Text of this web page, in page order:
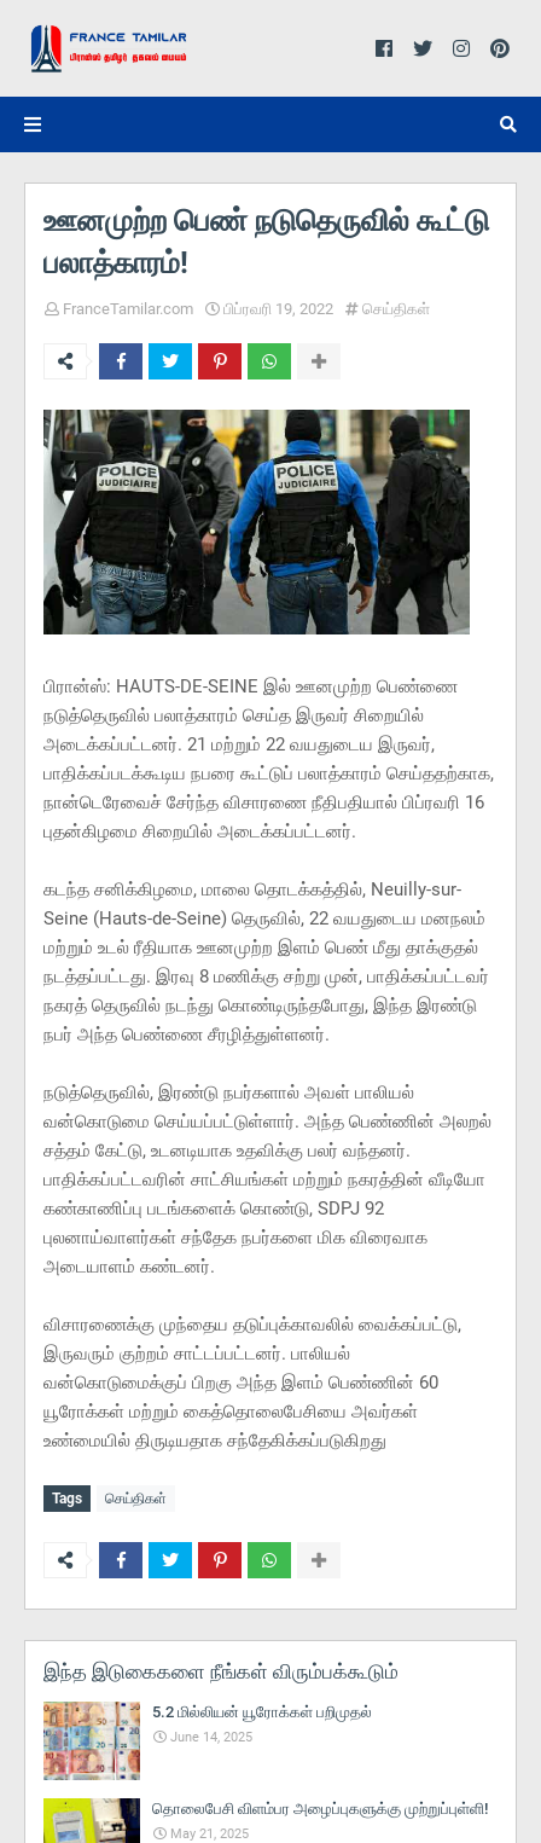
ஊனமுற்ற பெண் நடுதெருவில் கூட்டு
பலாத்காரம்!
FranceTamilar.com பிப்ரவரி 19, 2022 செய்திகள்
பிரான்ஸ்: HAUTS-DE-SEINE இல் ஊனமுற்ற பெண்ணை
நடுத்தெருவில் பலாத்காரம் செய்த இருவர் சிறையில்
அடைக்கப்பட்டனர். 21 மற்றும் 22 வயதுடைய இருவர்,
பாதிக்கப்படக்கூடிய நபரை கூட்டுப் பலாத்காரம் செய்ததற்காக,
நான்டெரேவைச் சேர்ந்த விசாரணை நீதிபதியால் பிப்ரவரி 16
புதன்கிழமை சிறையில் அடைக்கப்பட்டனர்.
கடந்த சனிக்கிழமை, மாலை தொடக்கத்தில், Neuilly-sur-
Seine (Hauts-de-Seine) தெருவில், 22 வயதுடைய மனநலம்
மற்றும் உடல் ரீதியாக ஊனமுற்ற இளம் பெண் மீது தாக்குதல்
நடத்தப்பட்டது. இரவு 8 மணிக்கு சற்று முன், பாதிக்கப்பட்டவர்
நகரத் தெருவில் நடந்து கொண்டிருந்தபோது, ​​இந்த இரண்டு
நபர் அந்த பெண்ணை சீரழித்துள்ளனர்.
நடுத்தெருவில், இரண்டு நபர்களால் அவள் பாலியல்
வன்கொடுமை செய்யப்பட்டுள்ளார். அந்த பெண்ணின் அலறல்
சத்தம் கேட்டு, உடனடியாக உதவிக்கு பலர் வந்தனர்.
பாதிக்கப்பட்டவரின் சாட்சியங்கள் மற்றும் நகரத்தின் வீடியோ
கண்காணிப்பு படங்களைக் கொண்டு, SDPJ 92
புலனாய்வாளர்கள் சந்தேக நபர்களை மிக விரைவாக
அடையாளம் கண்டனர்.
விசாரணைக்கு முந்தைய தடுப்புக்காவலில் வைக்கப்பட்டு,
இருவரும் குற்றம் சாட்டப்பட்டனர். பாலியல்
வன்கொடுமைக்குப் பிறகு அந்த இளம் பெண்ணின் 60
யூரோக்கள் மற்றும் கைத்தொலைபேசியை அவர்கள்
உண்மையில் திருடியதாக சந்தேகிக்கப்படுகிறது
Tags செய்திகள்
இந்த இடுகைகளை நீங்கள் விரும்பக்கூடும்
5.2 மில்லியன் யூரோக்கள் பறிமுதல்
June 14, 2025
தொலைபேசி விளம்பர அழைப்புகளுக்கு முற்றுப்புள்ளி!
May 21, 2025